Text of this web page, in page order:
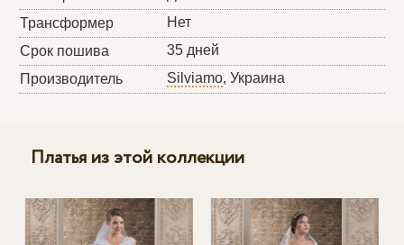
Трансформер
Нет
Срок пошива
35 дней
Производитель
Silviamo, Украина
Платья из этой коллекции